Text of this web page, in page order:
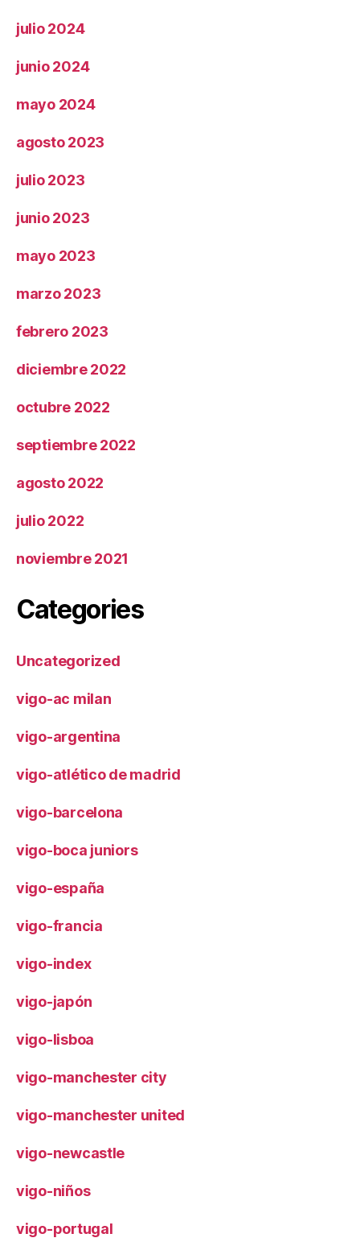
julio 2024
junio 2024
mayo 2024
agosto 2023
julio 2023
junio 2023
mayo 2023
marzo 2023
febrero 2023
diciembre 2022
octubre 2022
septiembre 2022
agosto 2022
julio 2022
noviembre 2021
Categories
Uncategorized
vigo-ac milan
vigo-argentina
vigo-atlético de madrid
vigo-barcelona
vigo-boca juniors
vigo-españa
vigo-francia
vigo-index
vigo-japón
vigo-lisboa
vigo-manchester city
vigo-manchester united
vigo-newcastle
vigo-niños
vigo-portugal